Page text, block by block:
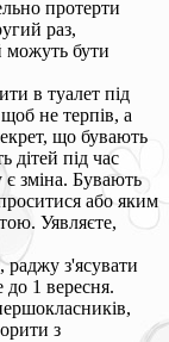
протерти
раз,
можуть бути
в туалет під
не терпів, а
що бувають
дітей під час
є зміна. Бувають
або яким
Уявляєте,
з'ясувати
1 вересня.
з